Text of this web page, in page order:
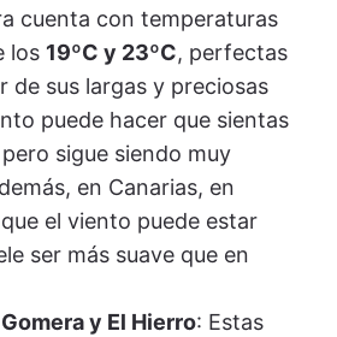
cuenta con temperaturas
los 19ºC y 23ºC, perfectas
de sus largas y preciosas
puede hacer que sientas
sigue siendo muy
en Canarias, en
el viento puede estar
ser más suave que en
Gomera y El Hierro: Estas